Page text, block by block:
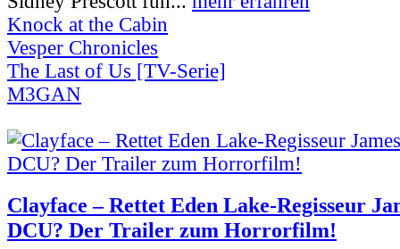
Knock at the Cabin
Vesper Chronicles
The Last of Us [TV-Serie]
M3GAN
Clayface – Rettet Eden Lake-Regisseur
DCU? Der Trailer zum Horrorfilm!